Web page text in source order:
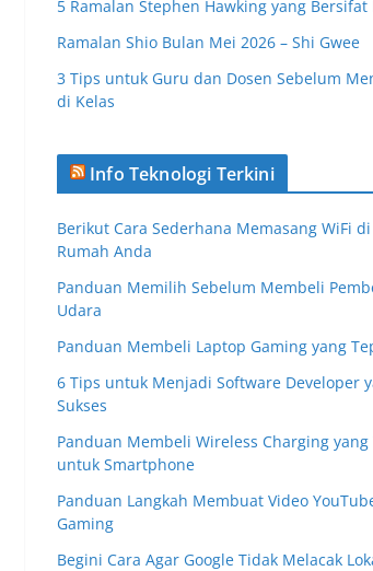
5 Ramalan Stephen Hawking yang
Ramalan Shio Bulan Mei 2026 – Shi Gwee
3 Tips untuk Guru dan Dosen Sebelum
di Kelas
Info Teknologi Terkini
Berikut Cara Sederhana Memasang WiFi di
Rumah Anda
Panduan Memilih Sebelum Membeli
Udara
Panduan Membeli Laptop Gaming yang
6 Tips untuk Menjadi Software Developer
Sukses
Panduan Membeli Wireless Charging yang
untuk Smartphone
Panduan Langkah Membuat Video
Gaming
Begini Cara Agar Google Tidak Melacak